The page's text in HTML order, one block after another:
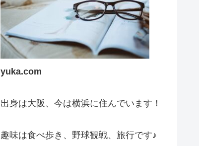
yuka.com
出身は大阪、今は横浜に住んでいます！
趣味は食べ歩き、野球観戦、旅行です♪